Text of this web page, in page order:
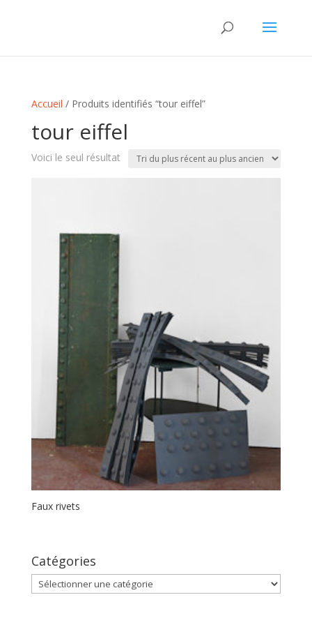
Accueil / Produits identifiés “tour eiffel”
tour eiffel
Voici le seul résultat
Faux rivets
Catégories
Catégories